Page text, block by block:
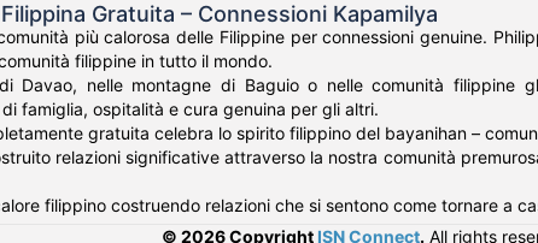
Gratuita – Connessioni Kapamilya
più calorosa delle Filippine per connessioni genuine.
filippine in tutto il mondo.
Davao, nelle montagne di Baguio o nelle comunità filippine
famiglia, ospitalità e cura genuina per gli altri.
gratuita celebra lo spirito filippino del bayanihan –
relazioni significative attraverso la nostra comunità
filippino costruendo relazioni che si sentono come tornare a
© 2026 Copyright ISN Connect. All rights